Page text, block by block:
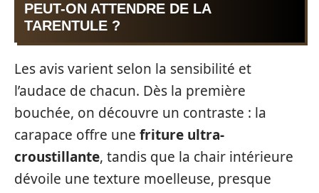
PEUT-ON ATTENDRE DE LA
TARENTULE ?
Les avis varient selon la sensibilité et
l’audace de chacun. Dès la première
bouchée, on découvre un contraste : la
carapace offre une friture ultra-
croustillante, tandis que la chair intérieure
dévoile une texture moelleuse, presque